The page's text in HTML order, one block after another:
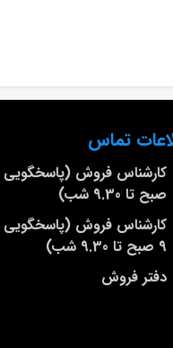
تماس
صبح تا 9.30 شب)
کارشناس فروش (پاسخگویی
9 صبح تا 9.30 شب)
دفتر فروش